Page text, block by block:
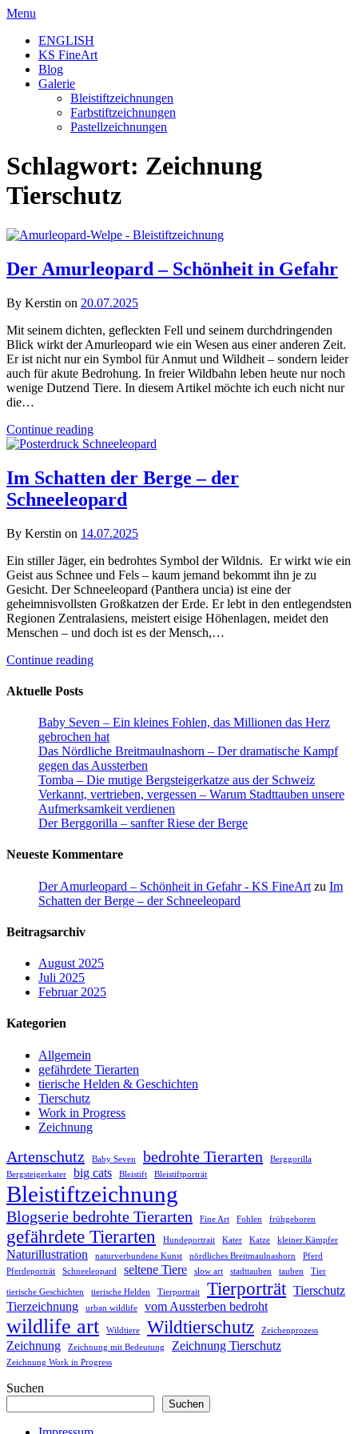
Skip
content
Menu
ENGLISH
KS FineArt
Blog
Galerie
Bleistiftzeichnungen
Farbstiftzeichnungen
Pastellzeichnungen
Schlagwort: Zeichnung
Tierschutz
Der Amurleopard – Schönheit in Gefahr
By Kerstin on 20.07.2025
Mit seinem dichten, gefleckten Fell und seinem durchdringenden
Blick wirkt der Amurleopard wie ein Wesen aus einer anderen Zeit.
Er ist nicht nur ein Symbol für Anmut und Wildheit – sondern leider
auch für akute Bedrohung. In freier Wildbahn leben heute nur noch
wenige Dutzend Tiere. In diesem Artikel möchte ich euch nicht nur
die…
Continue reading
Im Schatten der Berge – der
Schneeleopard
By Kerstin on 14.07.2025
Ein stiller Jäger, ein bedrohtes Symbol der Wildnis. Er wirkt wie ein
Geist aus Schnee und Fels – kaum jemand bekommt ihn je zu
Gesicht. Der Schneeleopard (Panthera uncia) ist eine der
geheimnisvollsten Großkatzen der Erde. Er lebt in den entlegendsten
Regionen Zentralasiens, meistert eisige Höhenlagen, meidet den
Menschen – und doch ist es der Mensch,…
Continue reading
Aktuelle Posts
Baby Seven – Ein kleines Fohlen, das Millionen das Herz
gebrochen hat
Das Nördliche Breitmaulnashorn – Der dramatische Kampf
gegen das Aussterben
Tomba – Die mutige Bergsteigerkatze aus der Schweiz
Verkannt, vertrieben, vergessen – Warum Stadttauben unsere
Aufmerksamkeit verdienen
Der Berggorilla – sanfter Riese der Berge
Neueste Kommentare
Der Amurleopard – Schönheit in Gefahr - KS FineArt zu Im
Schatten der Berge – der Schneeleopard
Beitragsarchiv
August 2025
Juli 2025
Februar 2025
Kategorien
Allgemein
gefährdete Tierarten
tierische Helden & Geschichten
Tierschutz
Work in Progress
Zeichnung
Artenschutz Baby Seven bedrohte Tierarten
Berggorilla
Bergsteigerkater
big cats Bleistift Bleistiftporträt
Bleistiftzeichnung
Blogserie bedrohte Tierarten Fine Art Fohlen frühgeboren
gefährdete Tierarten Hundeportrait Kater Katze kleiner Kämpfer
Naturillustration naturverbundene Kunst nördliches Breitmaulnashorn
Pferd
Pferdeporträt
Schneeleopard seltene Tiere slow art stadttauben tauben Tier
tierische Geschichten tierische Helden Tierportrait Tierporträt Tierschutz
Tierzeichnung
urban wildlife vom Aussterben bedroht
wildlife art Wildtiere Wildtierschutz Zeichenprozess
Zeichnung Zeichnung mit Bedeutung Zeichnung Tierschutz
Zeichnung Work in Progress
Suchen
Suchen